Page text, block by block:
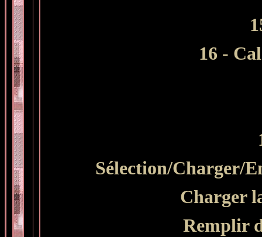
16 -
Sélection/Charger/
Charger
Remplir